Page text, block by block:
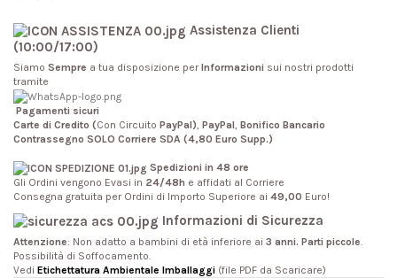
Assistenza Clienti
(10:00/17:00)
Siamo Sempre a tua disposizione perInformazioni sui nostri prodotti
tramite
Pagamenti sicuri
Carte di Credito (Con Circuito PayPal), PayPal, Bonifico Bancario
Contrassegno SOLO Corriere SDA (4,80 Euro Supp.)
Spedizioni in 48 ore
Gli Ordini vengono Evasi in 24/48h e affidati al Corriere
Consegna gratuita per Ordini di Importo Superiore ai 49,00 Euro!
Informazioni di Sicurezza
Attenzione: Non adatto a bambini di età inferiore ai 3 anni. Parti piccole.
Possibilità di Soffocamento.
Vedi Etichettatura Ambientale Imballaggi (file PDF da Scaricare)